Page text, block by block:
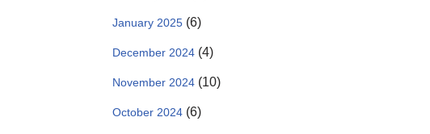
January 2025 (6)
December 2024 (4)
November 2024 (10)
October 2024 (6)